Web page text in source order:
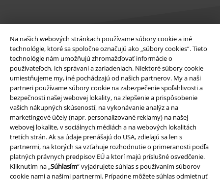
Na našich webových stránkach používame súbory cookie a iné
technológie, ktoré sa spoločne označujú ako „súbory cookies“. Tieto
technológie nám umožňujú zhromažďovať informácie o
používateľoch, ich správaní a zariadeniach. Niektoré súbory cookie
umiestňujeme my, iné pochádzajú od našich partnerov. My a naši
partneri používame súbory cookie na zabezpečenie spoľahlivosti a
bezpečnosti našej webovej lokality, na zlepšenie a prispôsobenie
vašich nákupných skúseností, na vykonávanie analýz a na
marketingové účely (napr. personalizované reklamy) na našej
webovej lokalite, v sociálnych médiách a na webových lokalitách
tretích strán. Ak sa údaje prenášajú do USA, zdieľajú sa len s
partnermi, na ktorých sa vzťahuje rozhodnutie o primeranosti podľa
platných právnych predpisov EÚ a ktorí majú príslušné osvedčenie.
Kliknutím na „Súhlasím“ vyjadrujete súhlas s používaním súborov
cookie nami a našimi partnermi. Prípadne môžete súhlas odmietnuť
Právne informácie
Podmienky
Imprint
Ochrana osobných údajov
Likvidácia odpadu a ochrana životného prostredia
Vyhlásenie o zhode